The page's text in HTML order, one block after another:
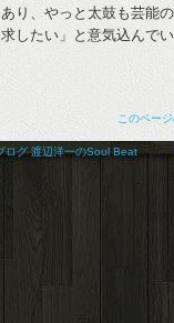
あり、やっと太鼓も芸能
求したい」と意気込んでい
このペー